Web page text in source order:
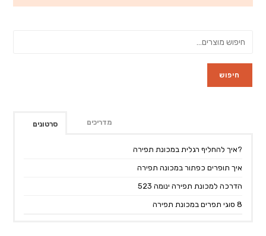
חיפוש
סרטונים מדריכים
?איך להחליף רגלית במכונת תפירה
איך תופרים כפתור במכונה תפירה
הדרכה למכונת תפירה ינומה 523
8 סוגי תפרים במכונת תפירה